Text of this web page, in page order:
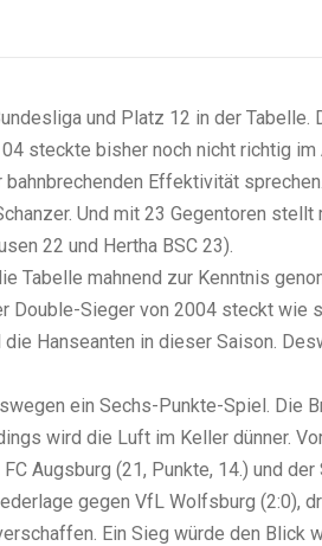
und Platz 12 in der
steckte bisher noch nicht richtig
Effektivität
Und mit 23 Gegentoren
22 und Hertha BSC 23).
Tabelle mahnend zur Kenntnis
Double-Sieger von 2004 steckt wie
Hanseanten in dieser Saison.
ein Sechs-Punkte-Spiel. Die
wird die Luft im Keller dünner.
Augsburg (21, Punkte, 14.) und
gegen VfL Wolfsburg (2:0),
Ein Sieg würde den Blick